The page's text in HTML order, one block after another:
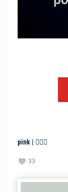
pink | 🧘🏻‍♀️
33